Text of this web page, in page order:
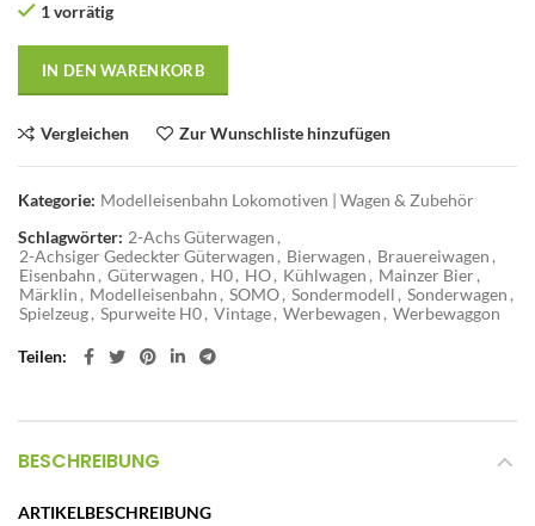
1 vorrätig
IN DEN WARENKORB
Vergleichen Zur Wunschliste hinzufügen
Kategorie: Modelleisenbahn Lokomotiven | Wagen & Zubehör
Schlagwörter: 2-Achs Güterwagen ,
2-Achsiger Gedeckter Güterwagen , Bierwagen , Brauereiwagen ,
Eisenbahn , Güterwagen , H0, HO, Kühlwagen , Mainzer Bier,
Märklin , Modelleisenbahn , SOMO, Sondermodell , Sonderwagen ,
Spielzeug, Spurweite H0, Vintage, Werbewagen , Werbewaggon
Teilen
BESCHREIBUNG
ARTIKELBESCHREIBUNG